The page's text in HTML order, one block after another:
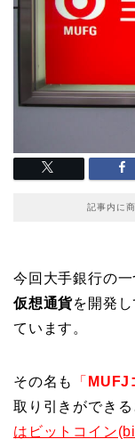
記事内に
今回大手銀行の一
仮想通貨を開発
ています。
その名も 「 MUFJ
取り引きができる
はビットコイン